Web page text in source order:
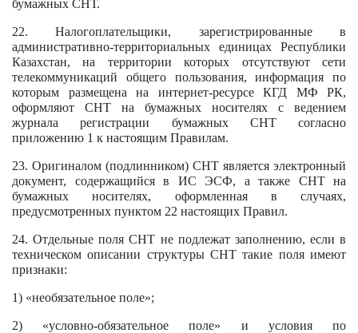
бумажных СНТ.
22. Налогоплательщики, зарегистрированные в
административно-территориальных единицах Республики
Казахстан, на территории которых отсутствуют сети
телекоммуникаций общего пользования, информация по
которым размещена на интернет-ресурсе КГД МФ РК,
оформляют СНТ на бумажных носителях с ведением
журнала регистрации бумажных СНТ согласно
приложению 1 к настоящим Правилам.
23. Оригиналом (подлинником) СНТ является электронный
документ, содержащийся в ИС ЭСФ, а также СНТ на
бумажных носителях, оформленная в случаях,
предусмотренных пунктом 22 настоящих Правил.
24. Отдельные поля СНТ не подлежат заполнению, если в
техническом описании структуры СНТ такие поля имеют
признаки:
1) «необязательное поле»;
2) «условно-обязательное поле» и условия по